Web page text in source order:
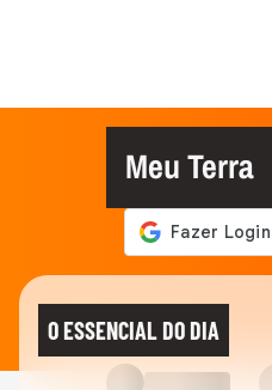
Meu Terra
O ESSENCIAL DO DIA